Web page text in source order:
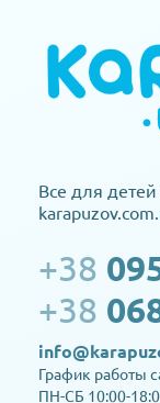
Все для
+38
+38
График работы
ПН-СБ 10:00-